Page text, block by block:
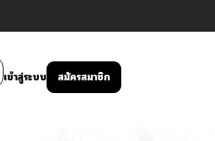
เข้าสู่ระบบ สมัครสมาชิก